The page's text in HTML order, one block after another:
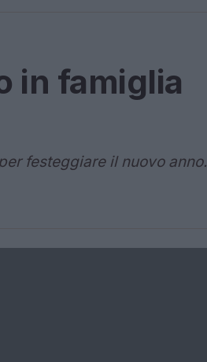
in famiglia
festeggiare il nuovo anno.